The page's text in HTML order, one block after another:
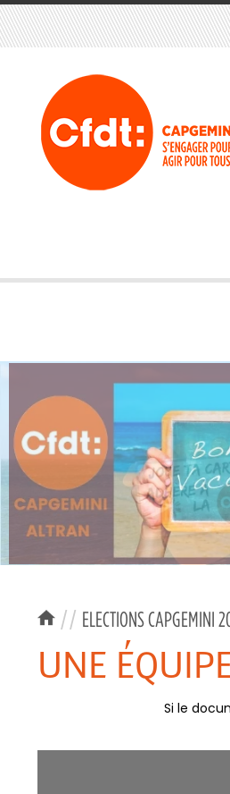
// ELECTIONS CAPGEMINI
UNE
Si le